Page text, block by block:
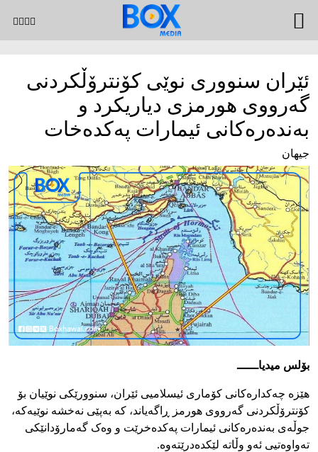
ئێران سنووری نوێی کۆنترۆڵکردنی
گەرووی هورمزی دیاریکرد و
بەندەرەکانی ئیمارات پەکدەخات
جیهان
بۆلس میدیاــــــ
هێزە چەکدارەکانی کۆماری ئیسلامیی ئێران، سنوورێکی نوێیان بۆ
کۆنترۆڵکردنی گەرووی هورمز ڕاگەیاند، کە بەپێی نەخشە نوێیەکە،
جوڵەی بەندەرەکانی ئیمارات پەکدەخرێت و وەک گەمارۆدانێکی
تەواوەتیی ئەو وڵاتە لێکدەدرێتەوە.